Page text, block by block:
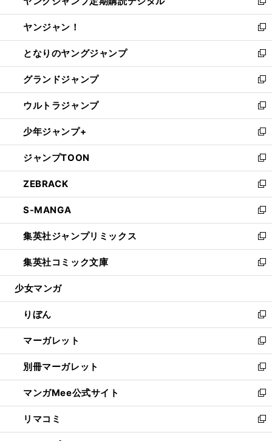
開
く
ウ
で
開
く
い
ウ
ィ
ン
ド
ウ
で
開
く
新
し
い
ウ
ィ
ン
ド
ウ
で
開
く
ヤンジャン！
新
し
い
ウ
ィ
ン
ド
ウ
で
開
く
となりのヤングジャンプ
新
し
い
ウ
ィ
ン
ド
ウ
で
開
く
グランドジャンプ
新
し
い
ウ
ィ
ン
ド
ウ
で
開
く
ウルトラジャンプ
新
し
い
ウ
ィ
ン
ド
ウ
で
開
く
少年ジャンプ+
新
し
い
ウ
ィ
ン
ド
ウ
で
開
く
ジャンプTOON
新
し
い
ウ
ィ
ン
ド
ウ
で
開
ZEBRACK
新
し
い
ウ
ィ
ン
ド
ウ
開
く
S-MANGA
新
し
い
ウ
ィ
ン
ウ
で
開
く
集英社ジャンプリミックス
新
し
い
ウ
ン
ド
ウ
で
開
く
集英社コミック文庫
新
し
ウ
ィ
ン
ド
ウ
で
開
く
少女マンガ
りぼん
新
し
い
ウ
ィ
ン
ド
ウ
で
開
マーガレット
新
し
い
ウ
ィ
ン
ド
ウ
別冊マーガレット
新
し
い
ウ
ィ
ン
マンガMee公式サイト
新
し
い
ウ
リマコミ
新
し